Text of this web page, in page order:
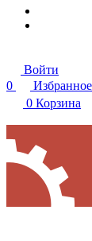
Войти
0
Избранное
0 Корзина